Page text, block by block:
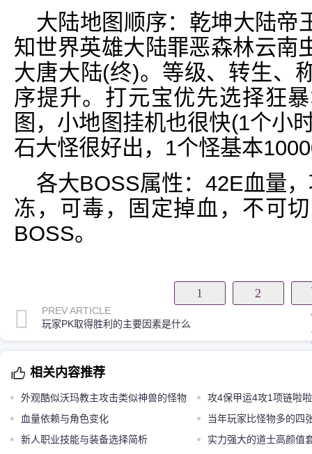
大陆地图顺序：乾坤大陆帝
知世界英雄大陆罪恶森林云南
大唐大陆(终)。等级、转生、
序提升。打元宝优先选择狂
图，小地图挂机也很快(1个小
石大怪很好出，1个怪基本
各大BOSS属性：42E血量
冻，可毒，固定掉血，不可
BOSS。
1 2
PREV ARTICLE
玩家PK取得胜利的主要因素是什么
相关内容推荐
外观酷似沃玛教主攻击类似神兽的怪物
火焰沃玛
攻4保甲运4攻1项链啦
然厉害
血量依赖与角色变化
当年玩家比怪物多的四
新人职业技能与装备选择简析
实力强大的道士高颜值